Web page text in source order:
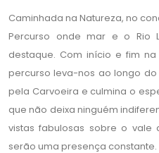
Caminhada na Natureza, no
Percurso onde mar e o Rio
destaque. Com início e fim
percurso leva-nos ao longo do
pela Carvoeira e culmina o
que não deixa ninguém
vistas fabulosas sobre o
serão uma presença constante.